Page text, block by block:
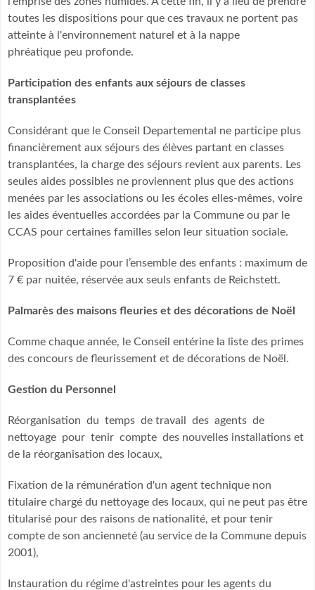
toutes les dispositions pour que ces travaux ne portent pas
atteinte à l'environnement naturel et à la nappe
phréatique peu profonde.
Participation des enfants aux séjours de classes
transplantées
Considérant que le Conseil Departemental ne participe plus
financièrement aux séjours des élèves partant en classes
transplantées, la charge des séjours revient aux parents. Les
seules aides possibles ne proviennent plus que des actions
menées par les associations ou les écoles elles-mêmes, voire
les aides éventuelles accordées par la Commune ou par le
CCAS pour certaines familles selon leur situation sociale.
Proposition d'aide pour l’ensemble des enfants : maximum de
7 € par nuitée, réservée aux seuls enfants de Reichstett.
Palmarès des maisons fleuries et des décorations de Noël
Comme chaque année, le Conseil entérine la liste des primes
des concours de fleurissement et de décorations de Noël.
Gestion du Personnel
Réorganisation du temps de travail des agents de
nettoyage pour tenir compte des nouvelles installations et
de la réorganisation des locaux,
Fixation de la rémunération d'un agent technique non
titulaire chargé du nettoyage des locaux, qui ne peut pas être
titularisé pour des raisons de nationalité, et pour tenir
compte de son ancienneté (au service de la Commune depuis
2001),
Instauration du régime d'astreintes pour les agents du